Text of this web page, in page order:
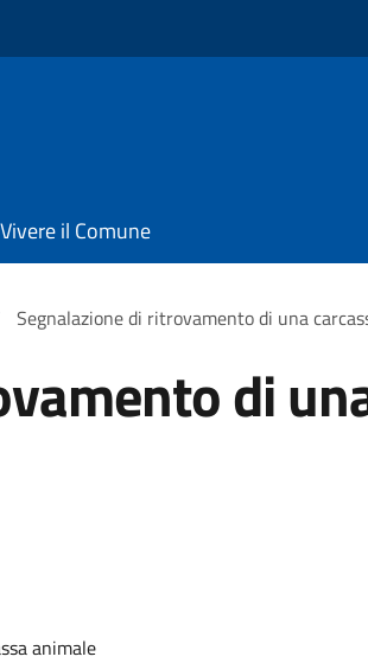
Vivere il Comune
Segnalazione di ritrovamento di una
di
animale